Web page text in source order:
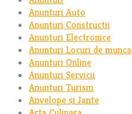
Anunturi Auto
Anunturi Constructii
Anunturi Electronice
Anunturi Locuri de munca
Anunturi Online
Anunturi Servicii
Anunturi Turism
Anvelope si Jante